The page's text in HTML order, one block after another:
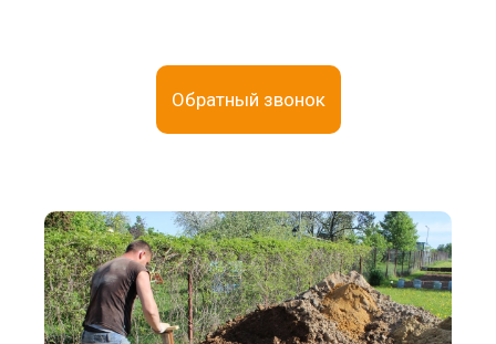
Обратный звонок